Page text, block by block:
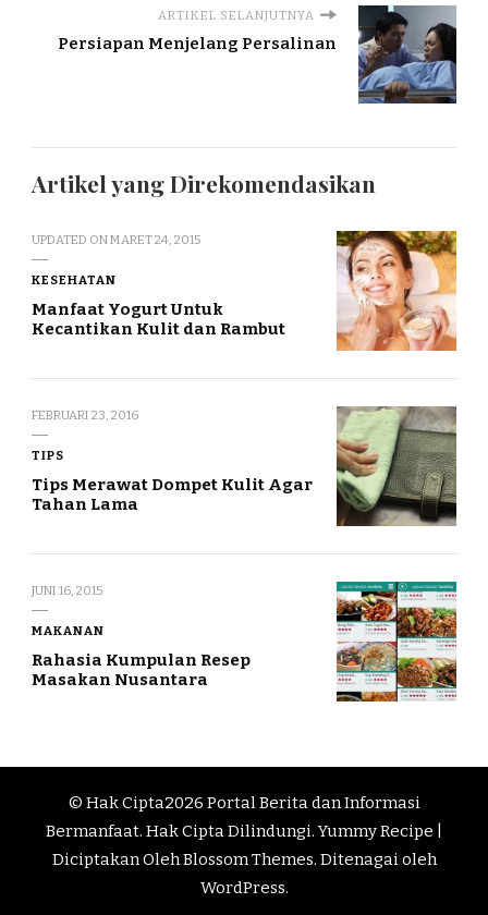
ARTIKEL SELANJUTNYA
Persiapan Menjelang Persalinan
Artikel yang Direkomendasikan
UPDATED ONMARET 24, 2015
KESEHATAN
Manfaat Yogurt Untuk
Kecantikan Kulit dan Rambut
FEBRUARI 23, 2016
TIPS
Tips Merawat Dompet Kulit Agar
Tahan Lama
JUNI 16, 2015
MAKANAN
Rahasia Kumpulan Resep
Masakan Nusantara
© Hak Cipta2026 Portal Berita dan Informasi
Bermanfaat. Hak Cipta Dilindungi.Yummy Recipe |
Diciptakan OlehBlossom Themes. Ditenagai oleh
WordPress.